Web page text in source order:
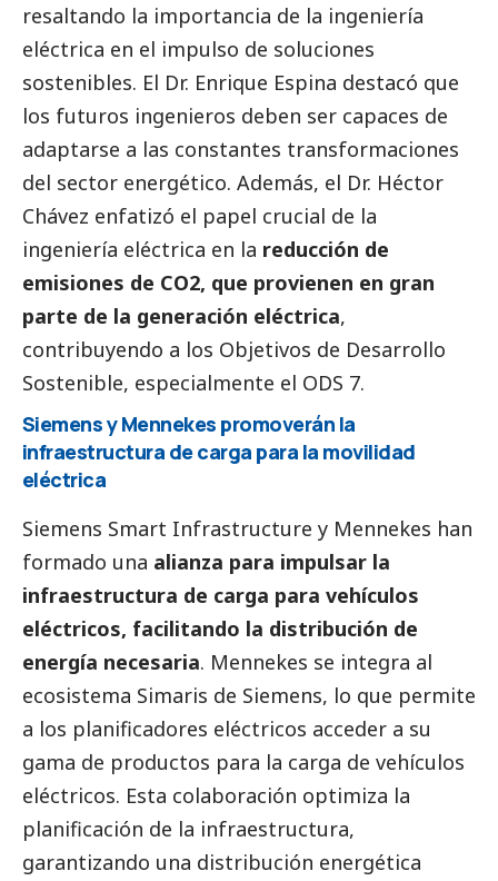
resaltando la importancia de la ingeniería
eléctrica en el impulso de soluciones
sostenibles. El Dr. Enrique Espina destacó que
los futuros ingenieros deben ser capaces de
adaptarse a las constantes transformaciones
del sector energético. Además, el Dr. Héctor
Chávez enfatizó el papel crucial de la
ingeniería eléctrica en la reducción de
emisiones de CO2, que provienen en gran
parte de la generación eléctrica,
contribuyendo a los Objetivos de Desarrollo
Sostenible, especialmente el ODS 7.
Siemens y Mennekes promoverán la
infraestructura de carga para la movilidad
eléctrica
Siemens Smart Infrastructure y Mennekes han
formado una alianza para impulsar la
infraestructura de carga para vehículos
eléctricos, facilitando la distribución de
energía necesaria. Mennekes se integra al
ecosistema Simaris de Siemens, lo que permite
a los planificadores eléctricos acceder a su
gama de productos para la carga de vehículos
eléctricos. Esta colaboración optimiza la
planificación de la infraestructura,
garantizando una distribución energética